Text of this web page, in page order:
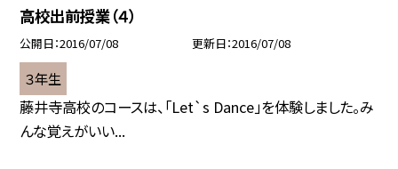
高校出前授業（４）
公開日 2016/07/08 更新日 2016/07/08
３年生
藤井寺高校のコースは、「Let`s Dance」を体験しました。み
んな覚えがいい...